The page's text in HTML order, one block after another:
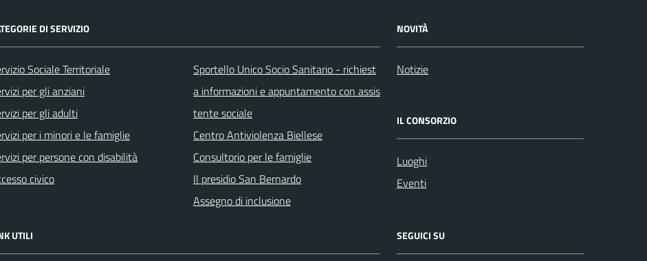
DI SERVIZIO
Sociale Territoriale
per gli anziani
per gli adulti
per i minori e le famiglie
per persone con disabilità
civico
Sportello Unico Socio Sanitario - richiest
a informazioni e appuntamento con assis
tente sociale
Centro Antiviolenza Biellese
Consultorio per le famiglie
Il presidio San Bernardo
Assegno di inclusione
NOVITÀ
Notizie
IL CONSORZIO
Luoghi
Eventi
UTILI SEGUICI SU